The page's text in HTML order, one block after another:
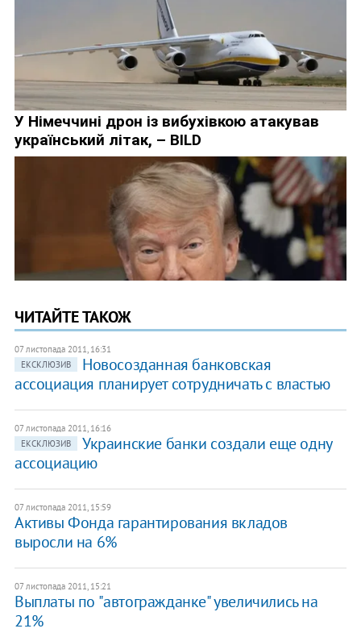
ЧИТАЙТЕ ТАКОЖ
07 листопада 2011, 16:31
ЕКСКЛЮЗИВ
Новосозданная банковская
ассоциация планирует сотрудничать с властью
07 листопада 2011, 16:16
ЕКСКЛЮЗИВ
Украинские банки создали еще одну
ассоциацию
07 листопада 2011, 15:59
Активы Фонда гарантирования вкладов
выросли на 6%
07 листопада 2011, 15:21
Выплаты по "автогражданке" увеличились на
21%